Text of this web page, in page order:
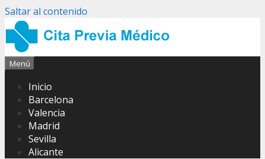
Saltar al contenido
Menú
Inicio
Barcelona
Valencia
Madrid
Sevilla
Alicante